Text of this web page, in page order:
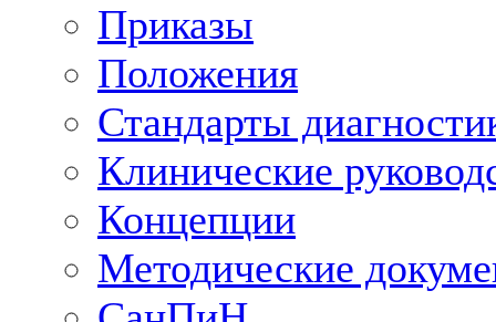
Приказы
Положения
Стандарты
Клинические
Концепции
Методические